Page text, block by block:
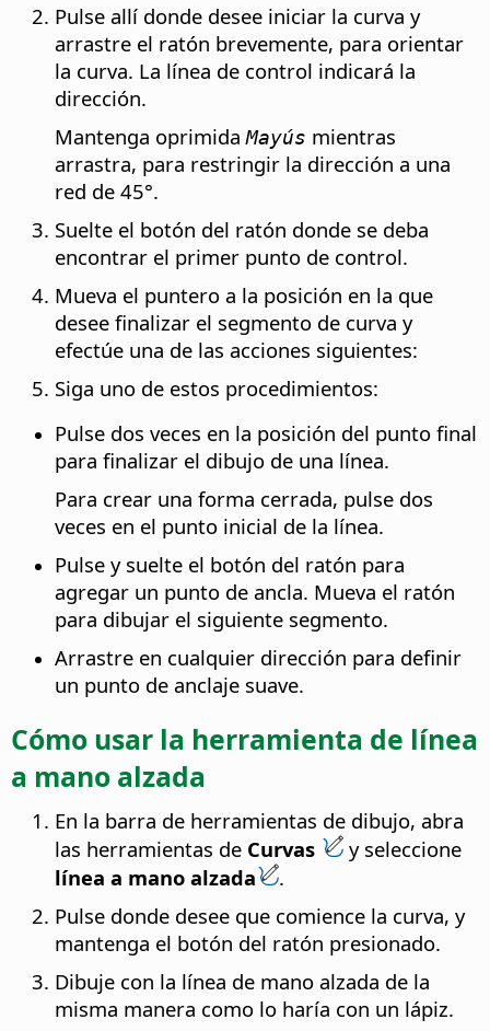
Pulse allí donde desee iniciar la curva y
arrastre el ratón brevemente, para orientar
la curva. La línea de control indicará la
dirección.
Mantenga oprimidaMayús mientras
arrastra, para restringir la dirección a una
red de 45°.
Suelte el botón del ratón donde se deba
encontrar el primer punto de control.
Mueva el puntero a la posición en la que
desee finalizar el segmento de curva y
efectúe una de las acciones siguientes:
Siga uno de estos procedimientos:
Pulse dos veces en la posición del punto final
para finalizar el dibujo de una línea.
Para crear una forma cerrada, pulse dos
veces en el punto inicial de la línea.
Pulse y suelte el botón del ratón para
agregar un punto de ancla. Mueva el ratón
para dibujar el siguiente segmento.
Arrastre en cualquier dirección para definir
un punto de anclaje suave.
Cómo usar la herramienta de línea
a mano alzada
En la barra de herramientas de dibujo, abra
las herramientas de Curvas
y seleccione
línea a mano alzada
.
Pulse donde desee que comience la curva, y
mantenga el botón del ratón presionado.
Dibuje con la línea de mano alzada de la
misma manera como lo haría con un lápiz.